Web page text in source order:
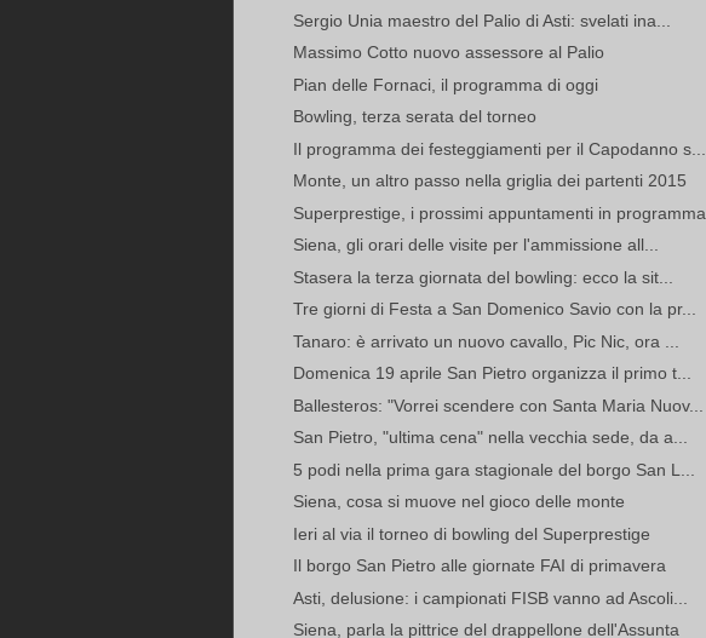
Sergio Unia maestro del Palio di Asti: svelati ina...
Massimo Cotto nuovo assessore al Palio
Pian delle Fornaci, il programma di oggi
Bowling, terza serata del torneo
Il programma dei festeggiamenti per il Capodanno s...
Monte, un altro passo nella griglia dei partenti 2015
Superprestige, i prossimi appuntamenti in programma
Siena, gli orari delle visite per l'ammissione all...
Stasera la terza giornata del bowling: ecco la sit...
Tre giorni di Festa a San Domenico Savio con la pr...
Tanaro: è arrivato un nuovo cavallo, Pic Nic, ora ...
Domenica 19 aprile San Pietro organizza il primo t...
Ballesteros: "Vorrei scendere con Santa Maria Nuov...
San Pietro, "ultima cena" nella vecchia sede, da a...
5 podi nella prima gara stagionale del borgo San L...
Siena, cosa si muove nel gioco delle monte
Ieri al via il torneo di bowling del Superprestige
Il borgo San Pietro alle giornate FAI di primavera
Asti, delusione: i campionati FISB vanno ad Ascoli...
Siena, parla la pittrice del drappellone dell'Assunta